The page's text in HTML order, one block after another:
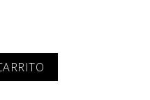
cantidad